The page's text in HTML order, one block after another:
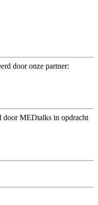
door onze partner:
door MEDtalks in opdracht